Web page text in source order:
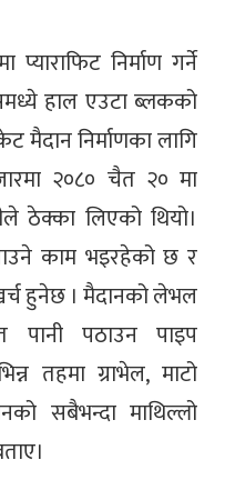
निर्माण गर्ने
हाल एउटा ब्लकको
मैदान निर्माणका लागि
२०८० चैत २० मा
लिएको थियो।
काम भइरहेको छ र
हुनेछ । मैदानको लेभल
पानी पठाउन पाइप
तहमा ग्राभेल, माटो
सबैभन्दा माथिल्लो